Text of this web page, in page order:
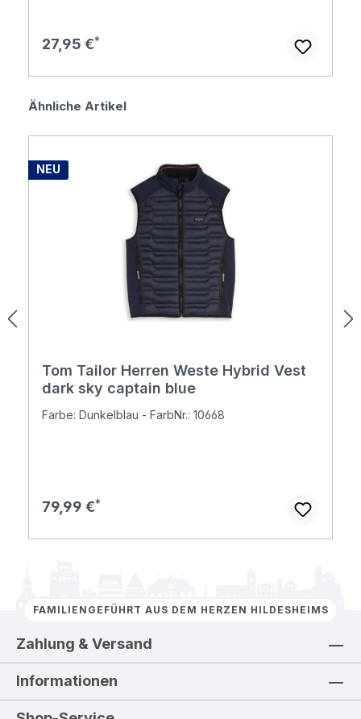
Regulärer Preis:
27,95 €
Produktgalerie überspringen
Ähnliche Artikel
NEU
Tom Tailor Herren Weste Hybrid Vest
dark sky captain blue
Farbe: Dunkelblau - FarbNr.: 10668
Regulärer Preis:
79,99 €
FAMILIENGEFÜHRT AUS DEM HERZEN HILDESHEIMS
Zahlung & Versand
Informationen